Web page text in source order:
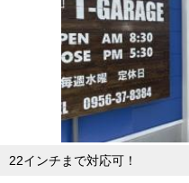
22インチまで対応可！